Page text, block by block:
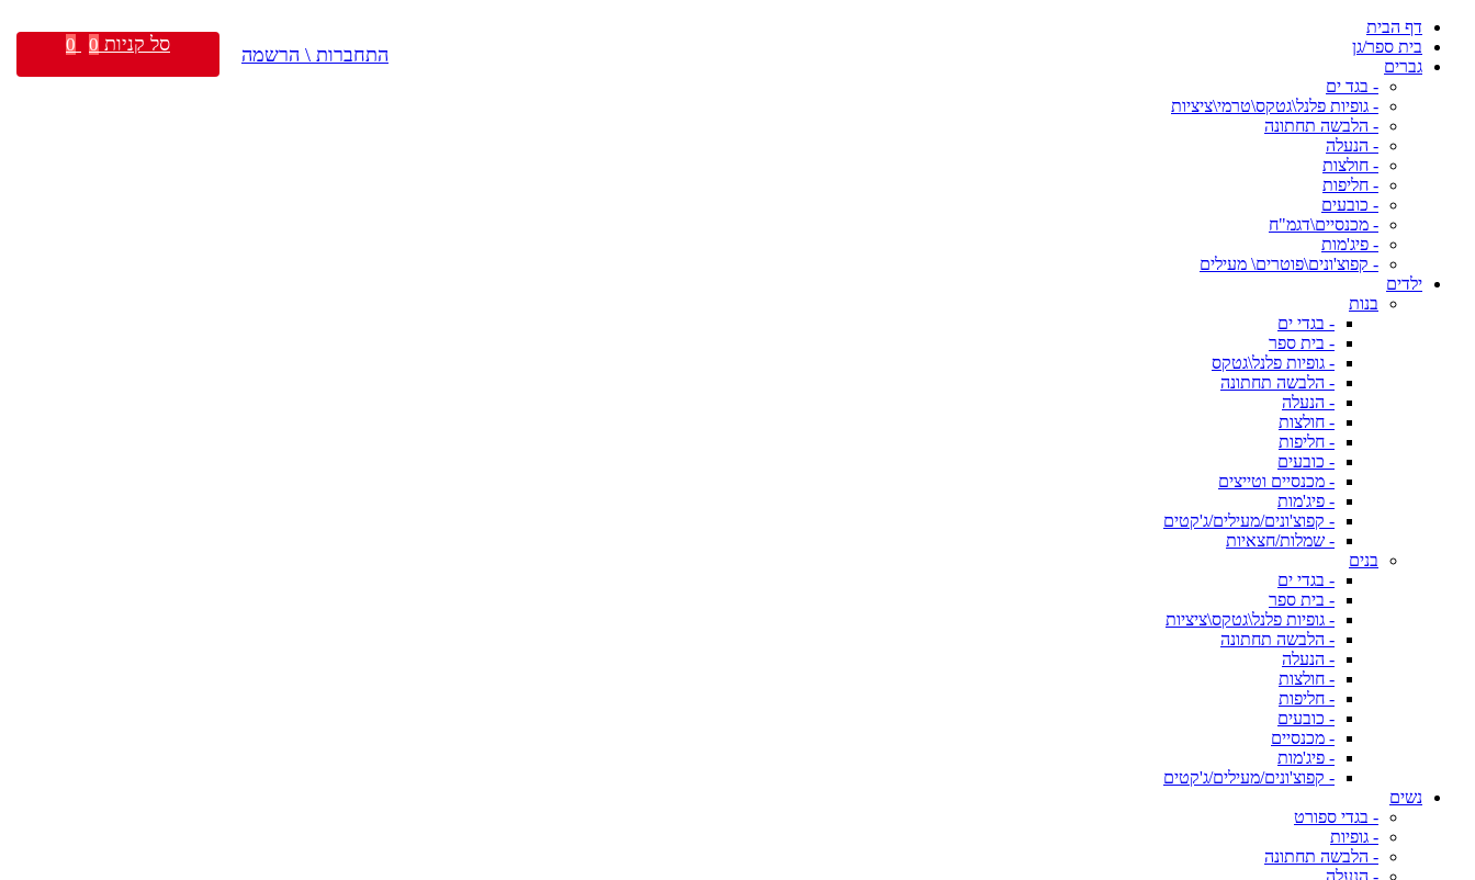
דף הבית
בית ספר/גן
גברים
- בגד ים
- גופיות פלנל\גטקס\טרמי\ציציות
- הלבשה תחתונה
- הנעלה
- חולצות
- חליפות
- כובעים
- מכנסיים\דגמ"ח
- פיג'מות
- קפוצ'ונים\פוטרים\ מעילים
ילדים
בנות
- בגדי ים
- בית ספר
- גופיות פלנל\גטקס
- הלבשה תחתונה
- הנעלה
- חולצות
- חליפות
- כובעים
- מכנסיים וטייצים
- פיג'מות
- קפוצ'ונים/מעילים/ג'קטים
- שמלות/חצאיות
בנים
- בגדי ים
- בית ספר
- גופיות פלנל\גטקס\ציציות
- הלבשה תחתונה
- הנעלה
- חולצות
- חליפות
- כובעים
- מכנסיים
- פיג'מות
- קפוצ'ונים/מעילים/ג'קטים
נשים
- בגדי ספורט
- גופיות
- הלבשה תחתונה
- הנעלה
התחברות \ הרשמה סל קניות 0
0